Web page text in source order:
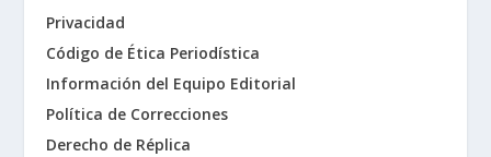
Privacidad
Código de Ética Periodística
Información del Equipo Editorial
Política de Correcciones
Derecho de Réplica